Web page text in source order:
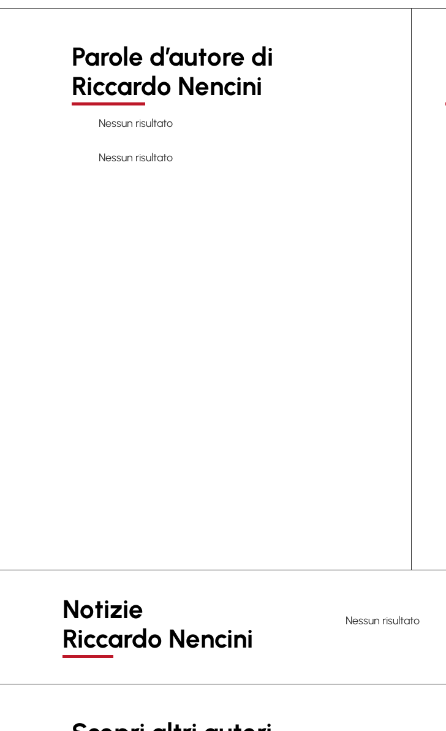
Parole d’autore di
Riccardo Nencini
Nessun risultato
Nessun risultato
Notizie
Riccardo Nencini
Nessun risultato